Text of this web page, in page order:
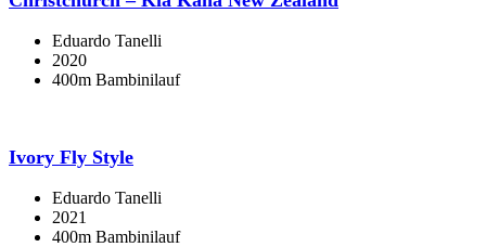
Eduardo Tanelli
2020
400m Bambinilauf
Ivory Fly Style
Eduardo Tanelli
2021
400m Bambinilauf